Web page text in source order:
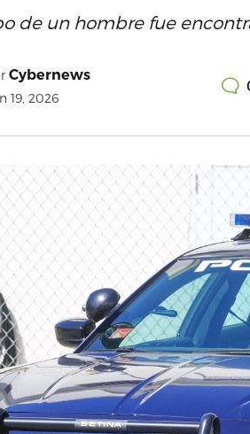
de un hombre fue
Cybernews
19, 2026